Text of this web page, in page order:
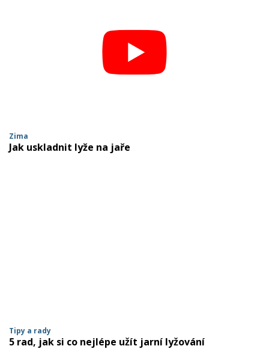
Zima
Jak uskladnit lyže na jaře
Tipy a rady
5 rad, jak si co nejlépe užít jarní lyžování